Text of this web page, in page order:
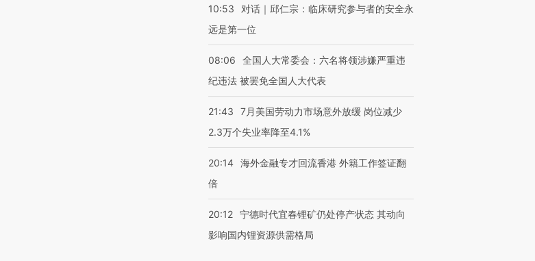
10:53
对话｜邱仁宗：临床研究参与者的安全永
远是第一位
08:06
全国人大常委会：六名将领涉嫌严重违
纪违法 被罢免全国人大代表
21:43
7月美国劳动力市场意外放缓 岗位减少
2.3万个失业率降至4.1%
20:14 海外金融专才回流香港 外籍工作签证翻
倍
20:12 宁德时代宜春锂矿仍处停产状态 其动向
影响国内锂资源供需格局